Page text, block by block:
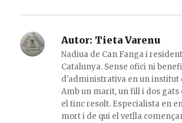
Autor: Tieta Varenu
Nadiua de Can Fanga i
Catalunya. Sense ofici ni
d'administrativa en un institut
Amb un marit, un fill i dos
el tinc resolt. Especialista en
mort i de qui el vetlla